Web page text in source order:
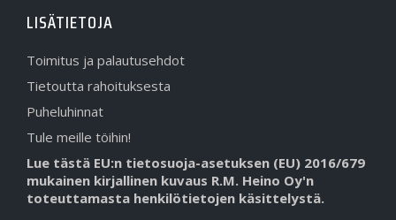
LISÄTIETOJA
Toimitus ja palautusehdot
Tietoutta rahoituksesta
Puheluhinnat
Tule meille töihin!
Lue tästä EU:n tietosuoja-asetuksen (EU) 2016/679
mukainen kirjallinen kuvaus R.M. Heino Oy'n
toteuttamasta henkilötietojen käsittelystä.